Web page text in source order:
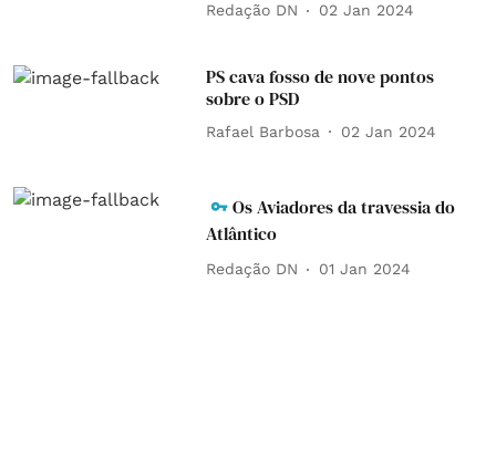
Redação DN 02 Jan 2024
PS cava fosso de nove pontos
sobre o PSD
Rafael Barbosa 02 Jan 2024
Os Aviadores da travessia do
Atlântico
Redação DN 01 Jan 2024